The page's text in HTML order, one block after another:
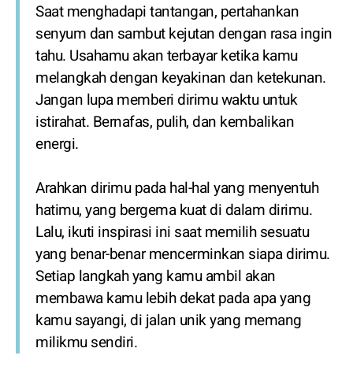
Saat menghadapi tantangan, pertahankan
senyum dan sambut kejutan dengan rasa ingin
tahu. Usahamu akan terbayar ketika kamu
melangkah dengan keyakinan dan ketekunan.
Jangan lupa memberi dirimu waktu untuk
istirahat. Bernafas, pulih, dan kembalikan
energi.
Arahkan dirimu pada hal-hal yang menyentuh
hatimu, yang bergema kuat di dalam dirimu.
Lalu, ikuti inspirasi ini saat memilih sesuatu
yang benar-benar mencerminkan siapa dirimu.
Setiap langkah yang kamu ambil akan
membawa kamu lebih dekat pada apa yang
kamu sayangi, di jalan unik yang memang
milikmu sendiri.